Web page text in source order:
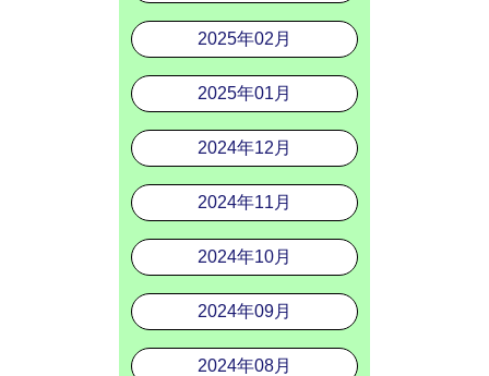
2025年02月
2025年01月
2024年12月
2024年11月
2024年10月
2024年09月
2024年08月